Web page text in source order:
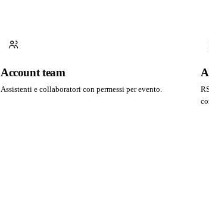
Account team
Assistenti e collaboratori con permessi per evento.